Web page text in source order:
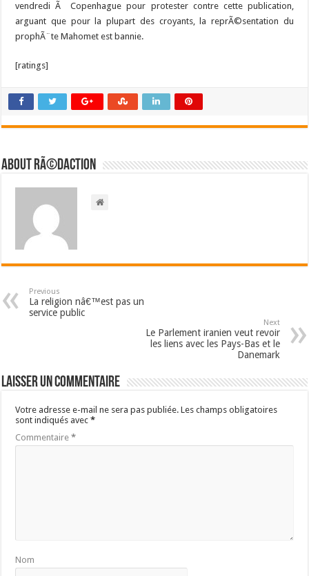
vendredi Ã Copenhague pour protester contre cette publication,
arguant que pour la plupart des croyants, la reprÃ©sentation du
prophÃ¨te Mahomet est bannie.
[ratings]
About RÃ©daction
Previous
La religion nâ€™est pas un
service public
Next
Le Parlement iranien veut revoir
les liens avec les Pays-Bas et le
Danemark
Laisser un commentaire
Votre adresse e-mail ne sera pas publiée. Les champs obligatoires
sont indiqués avec*
Commentaire*
Nom